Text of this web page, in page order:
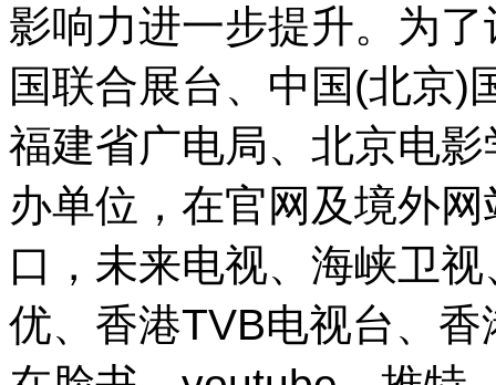
影响力进一步提升。为
国联合展台、中国(北京)
福建省广电局、北京电
办单位，在官网及境外
口，未来电视、海峡卫
优、香港TVB电视台、